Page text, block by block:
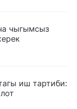
чыгымсыз
иш тартиби: